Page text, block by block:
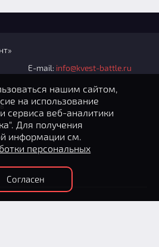
E-mail: info@kvest-battle.ru
нашим сайтом,
на использование
сервиса веб-аналитики
Для получения
информации см.
персональных
Согласен